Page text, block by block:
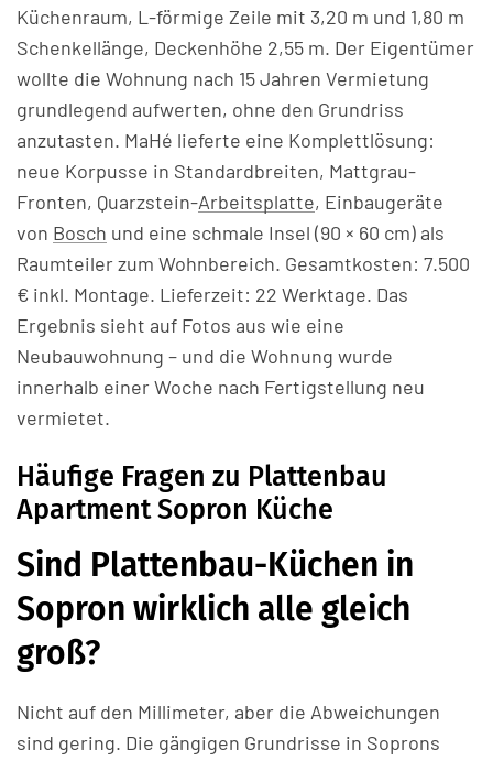
Küchenraum, L-förmige Zeile mit 3,20 m und 1,80 m
Schenkellänge, Deckenhöhe 2,55 m. Der Eigentümer
wollte die Wohnung nach 15 Jahren Vermietung
grundlegend aufwerten, ohne den Grundriss
anzutasten. MaHé lieferte eine Komplettlösung:
neue Korpusse in Standardbreiten, Mattgrau-
Fronten, Quarzstein-Arbeitsplatte, Einbaugeräte
von Bosch und eine schmale Insel (90 × 60 cm) als
Raumteiler zum Wohnbereich. Gesamtkosten: 7.500
€ inkl. Montage. Lieferzeit: 22 Werktage. Das
Ergebnis sieht auf Fotos aus wie eine
Neubauwohnung – und die Wohnung wurde
innerhalb einer Woche nach Fertigstellung neu
vermietet.
Häufige Fragen zu Plattenbau
Apartment Sopron Küche
Sind Plattenbau-Küchen in
Sopron wirklich alle gleich
groß?
Nicht auf den Millimeter, aber die Abweichungen
sind gering. Die gängigen Grundrisse in Soprons